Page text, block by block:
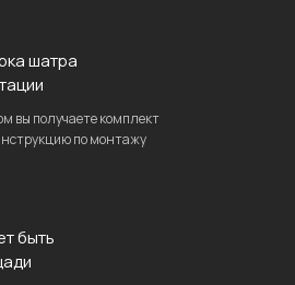
шатра
вы получаете комплект
по монтажу
быть